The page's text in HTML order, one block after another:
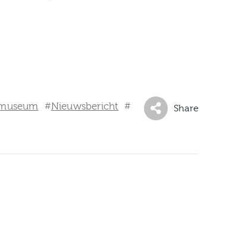
#Nieuwsbericht # Share